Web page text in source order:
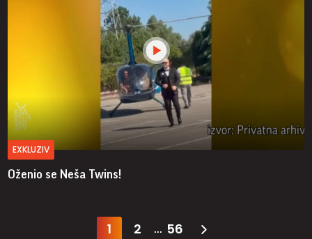
EXKLUZIV
Oženio se Neša Twins!
1 2 ... 56